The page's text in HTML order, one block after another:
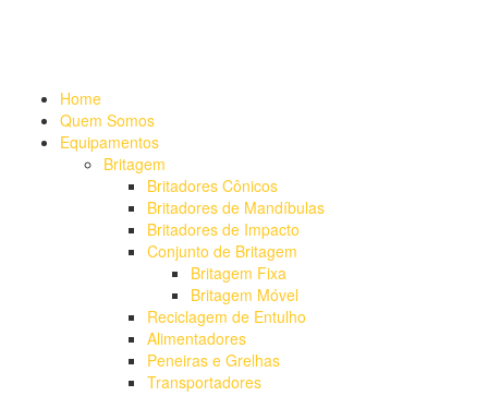
Home
Quem Somos
Equipamentos
Britagem
Britadores Cônicos
Britadores de Mandíbulas
Britadores de Impacto
Conjunto de Britagem
Britagem Fixa
Britagem Móvel
Reciclagem de Entulho
Alimentadores
Peneiras e Grelhas
Transportadores